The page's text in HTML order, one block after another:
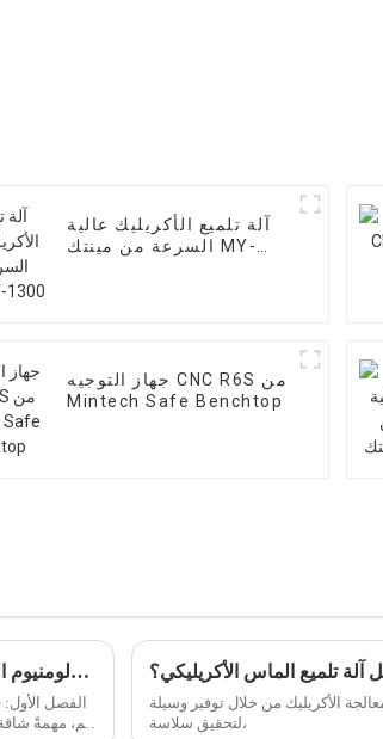
آلة تلميع الأكريليك عالية
السرعة من مينتك MY-
جهاز التوجيه CNC R6S من
Mintech Safe Benchtop
كيفية قطع ألواح الألومنيوم التي يصل سمكها إلى 160 مم باستخدام منشار الألواح الأوتوماتيكي
مم، مهمةً
آلة تلميع الماس الأكريليكي؟
الأكريليك من خلال توفير وسيلة
لتحقيق سلاسة،